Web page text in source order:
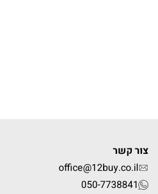
צור קשר
office@12buy.co.il
050-7738841